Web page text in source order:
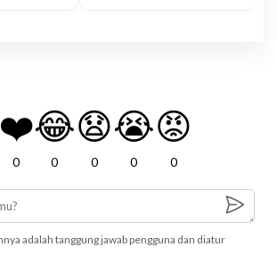
❤️
0
😂
0
😧
0
😭
0
😡
0
adalah tanggung jawab pengguna dan diatur